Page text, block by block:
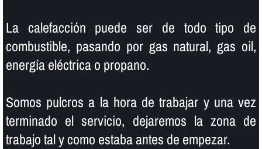
La calefacción puede ser de todo tipo de
combustible, pasando por gas natural, gas oil,
energí­a eléctrica o propano.
Somos pulcros a la hora de trabajar y una vez
terminado el servicio, dejaremos la zona de
trabajo tal y como estaba antes de empezar.